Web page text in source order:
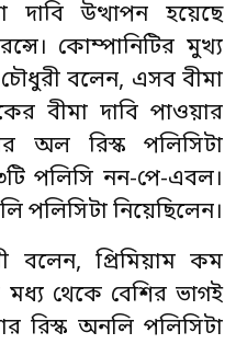
দাবি উত্থাপন হয়েছে
কোম্পানিটির মুখ্য
চৌধুরী বলেন, এসব বীমা
বীমা দাবি পাওয়ার
অল রিস্ক পলিসিটা
পলিসি নন-পে-এবল।
পলিসিটা নিয়েছিলেন।
বলেন, প্রিমিয়াম কম
মধ্য থেকে বেশির ভাগই
রিস্ক অনলি পলিসিটা